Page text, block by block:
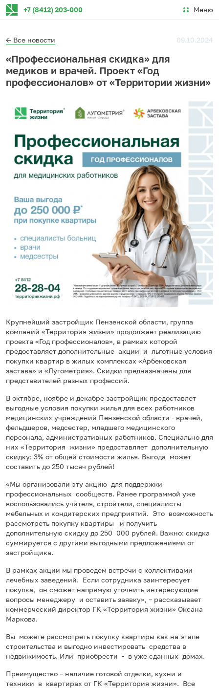
+7 (8412) 203-000 Меню
← Все новости 09.10.2024
«Профессиональная скидка» для
медиков и врачей. Проект «Год
профессионалов» от «Территории жизни»
Крупнейший застройщик Пензенской области, группа
компаний «Территория жизни» продолжает реализацию
проекта «Год профессионалов», в рамках которой
предоставляет дополнительные акции и льготные условия
покупки квартир в жилых комплексах «Арбековская
застава» и «Лугометрия». Скидки предназначены для
представителей разных профессий.
В октябре, ноябре и декабре застройщик предоставлет
выгодные условия покупки жилья для всех работников
медицинских учреждений Пензенской области - врачей,
фельдшеров, медсестер, младшего медицинского
персонала, административных работников. Специально для
них «Территория жизни» предоставляет дополнительную
скидку: 3% от общей стоимости жилья. Выгода может
составить до 250 тысяч рублей!
«Мы организовали эту акцию для поддержки
профессиональных сообществ. Ранее программой уже
воспользовались учителя, строители, специалисты
мебельных и кондитерских предприятий. Это возможность
рассмотреть покупку квартиры и получить
дополнительную скидку до 250 000 рублей. Важно: скидка
суммируется с другими выгодными предложениями от
застройщика.
В рамках акции мы проведем встречи с коллективами
лечебных заведений. Если сотрудника заинтересует
покупка, он сможет напрямую уточнить интересующие
вопросы менеджеру и оставить заявку», – рассказывает
коммерческий директор ГК «Территория жизни» Оксана
Маркова.
Вы можете рассмотреть покупку квартиры как на этапе
строительства и выгодно инвестировать средства в
недвижимость. Или приобрести - в уже сданных домах.
Преимущество – наличие готовой отделки, кухни и
техники в квартирах от ГК «Территория жизни». Все